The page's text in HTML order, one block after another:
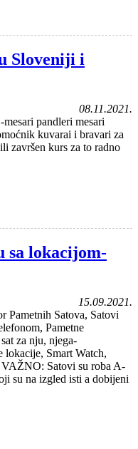
Sloveniji i
08.11.2021.
pandleri mesari
kuvarai i bravari za
završen kurs za to radno
sa lokacijom-
15.09.2021.
Pametnih Satova, Satovi
Pametne
za nju, njega-
lokacije, Smart Watch,
VAŽNO: Satovi su roba A-
su na izgled isti a dobijeni